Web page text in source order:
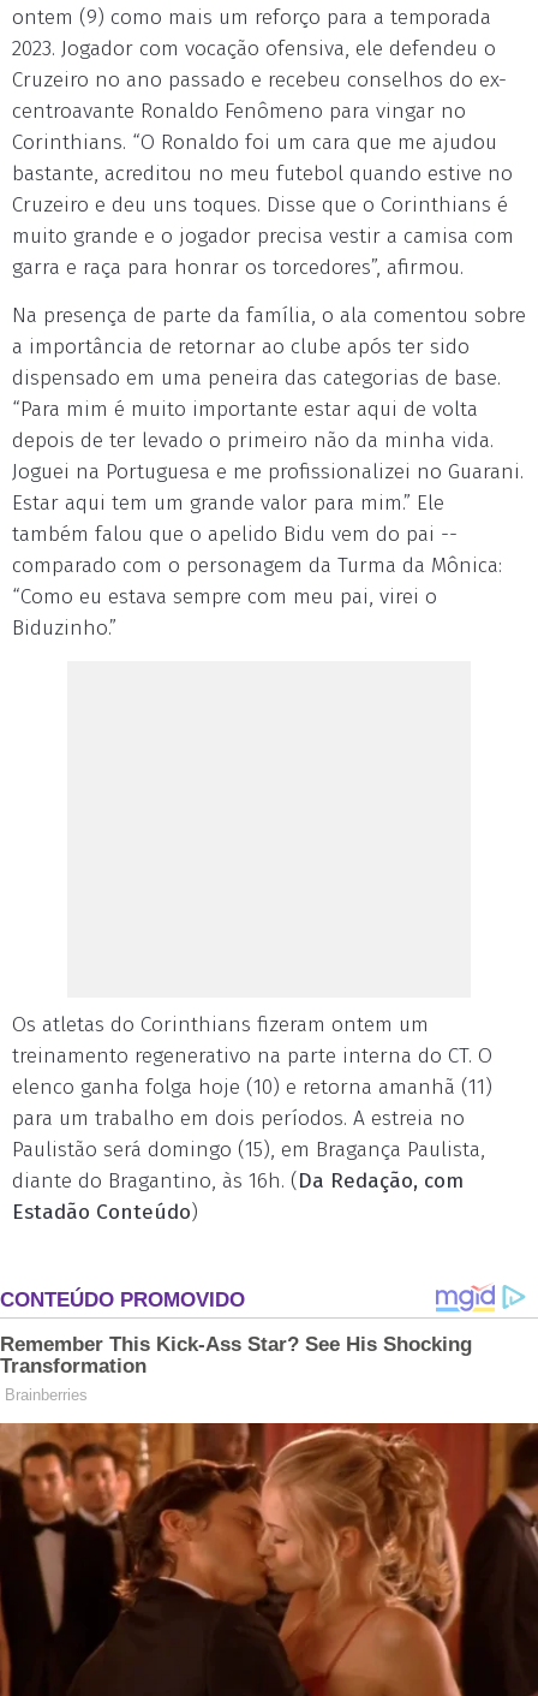
ontem (9) como mais um reforço para a temporada
2023. Jogador com vocação ofensiva, ele defendeu o
Cruzeiro no ano passado e recebeu conselhos do ex-
centroavante Ronaldo Fenômeno para vingar no
Corinthians. “O Ronaldo foi um cara que me ajudou
bastante, acreditou no meu futebol quando estive no
Cruzeiro e deu uns toques. Disse que o Corinthians é
muito grande e o jogador precisa vestir a camisa com
garra e raça para honrar os torcedores”, afirmou.
Na presença de parte da família, o ala comentou sobre
a importância de retornar ao clube após ter sido
dispensado em uma peneira das categorias de base.
“Para mim é muito importante estar aqui de volta
depois de ter levado o primeiro não da minha vida.
Joguei na Portuguesa e me profissionalizei no Guarani.
Estar aqui tem um grande valor para mim.” Ele
também falou que o apelido Bidu vem do pai --
comparado com o personagem da Turma da Mônica:
“Como eu estava sempre com meu pai, virei o
Biduzinho.”
Os atletas do Corinthians fizeram ontem um
treinamento regenerativo na parte interna do CT. O
elenco ganha folga hoje (10) e retorna amanhã (11)
para um trabalho em dois períodos. A estreia no
Paulistão será domingo (15), em Bragança Paulista,
diante do Bragantino, às 16h. (Da Redação, com
Estadão Conteúdo)